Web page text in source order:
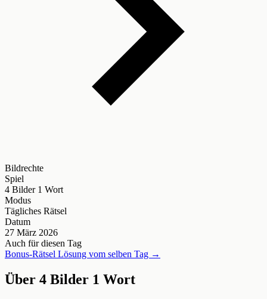
Bildrechte
Spiel
4 Bilder 1 Wort
Modus
Tägliches Rätsel
Datum
27 März 2026
Auch für diesen Tag
Bonus-Rätsel Lösung vom selben Tag →
Über 4 Bilder 1 Wort